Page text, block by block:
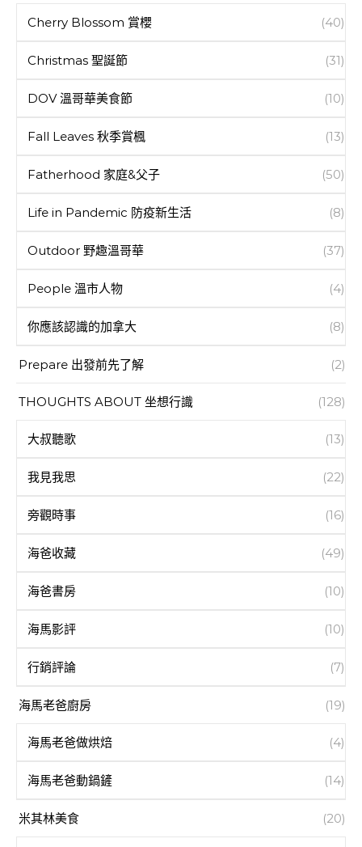
Cherry Blossom 賞櫻 (40)
Christmas 聖誕節 (31)
DOV 溫哥華美食節 (10)
Fall Leaves 秋季賞楓 (13)
Fatherhood 家庭&父子 (50)
Life in Pandemic 防疫新生活 (8)
Outdoor 野趣溫哥華 (37)
People 溫市人物 (4)
你應該認識的加拿大 (8)
Prepare 出發前先了解 (2)
THOUGHTS ABOUT 坐想行識 (128)
大叔聽歌 (13)
我見我思 (22)
旁觀時事 (16)
海爸收藏 (49)
海爸書房 (10)
海馬影評 (10)
行銷評論 (7)
海馬老爸廚房 (19)
海馬老爸做烘焙 (4)
海馬老爸動鍋鏟 (14)
米其林美食 (20)